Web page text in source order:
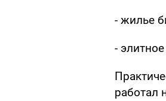
- жилье
-
работал